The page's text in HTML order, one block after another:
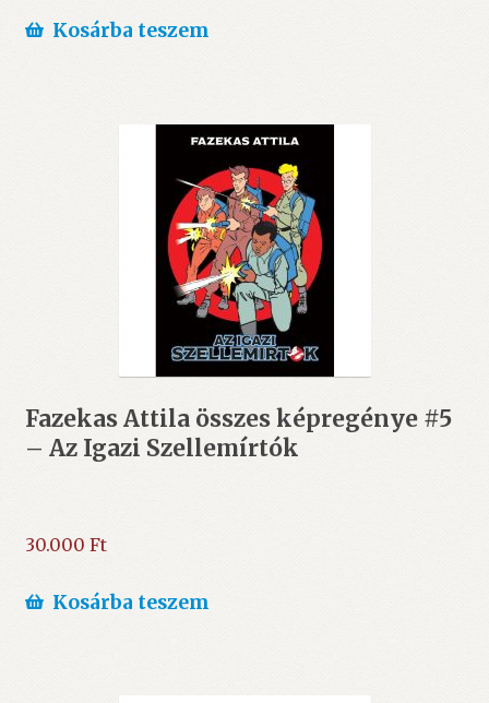
Kosárba teszem
Fazekas Attila összes képregénye #5
– Az Igazi Szellemírtók
30.000 Ft
Kosárba teszem